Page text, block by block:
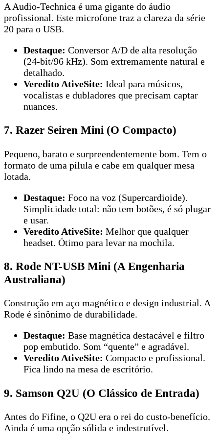
A Audio-Technica é uma gigante do áudio
profissional. Este microfone traz a clareza da série
20 para o USB.
Destaque: Conversor A/D de alta resolução
(24-bit/96 kHz). Som extremamente natural e
detalhado.
Veredito AtiveSite: Ideal para músicos,
vocalistas e dubladores que precisam captar
nuances.
7. Razer Seiren Mini (O Compacto)
Pequeno, barato e surpreendentemente bom. Tem o
formato de uma pílula e cabe em qualquer mesa
lotada.
Destaque: Foco na voz (Supercardioide).
Simplicidade total: não tem botões, é só plugar
e usar.
Veredito AtiveSite: Melhor que qualquer
headset. Ótimo para levar na mochila.
8. Rode NT-USB Mini (A Engenharia
Australiana)
Construção em aço magnético e design industrial. A
Rode é sinônimo de durabilidade.
Destaque: Base magnética destacável e filtro
pop embutido. Som “quente” e agradável.
Veredito AtiveSite: Compacto e profissional.
Fica lindo na mesa de escritório.
9. Samson Q2U (O Clássico de Entrada)
Antes do Fifine, o Q2U era o rei do custo-benefício.
Ainda é uma opção sólida e indestrutível.